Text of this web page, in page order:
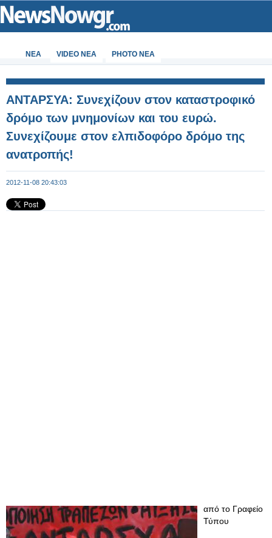
ΝΕΑ VIDEO NEA PHOTO NEA
ΑΝΤΑΡΣΥΑ: Συνεχίζουν στον καταστροφικό
δρόμο των μνημονίων και του ευρώ.
Συνεχίζουμε στον ελπιδοφόρο δρόμο της
ανατροπής!
2012-11-08 20:43:03
από το Γραφείο
Τύπου